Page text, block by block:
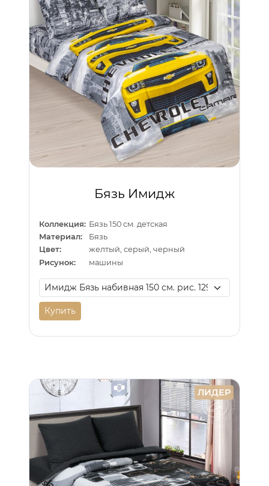
Бязь Имидж
Коллекция: Бязь 150 см. детская
Материал:
Бязь
Цвет:
желтый, серый, черный
Рисунок:
машины
Купить
ЛИДЕР